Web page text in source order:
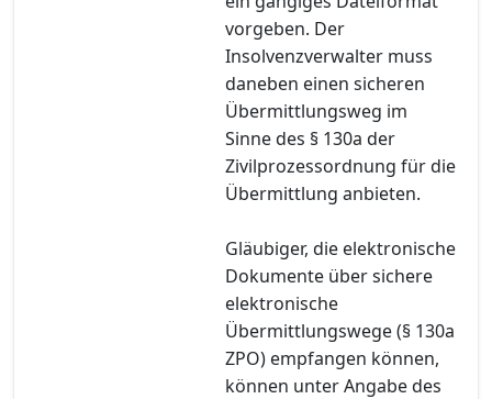
vorgeben. Der
Insolvenzverwalter muss
daneben einen sicheren
Übermittlungsweg im
Sinne des § 130a der
Zivilprozessordnung für die
Übermittlung anbieten.
Gläubiger, die elektronische
Dokumente über sichere
elektronische
Übermittlungswege (§ 130a
ZPO) empfangen können,
können unter Angabe des